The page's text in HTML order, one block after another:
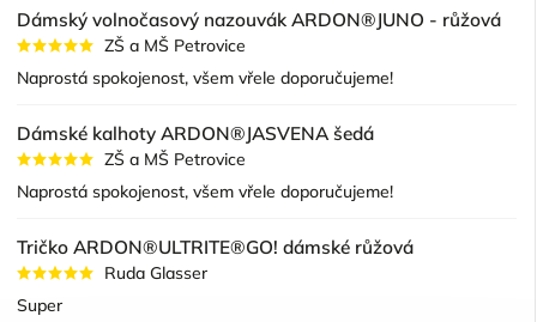
Dámský volnočasový nazouvák ARDON®JUNO - růžová
ZŠ a MŠ Petrovice
Naprostá spokojenost, všem vřele doporučujeme!
Dámské kalhoty ARDON®JASVENA šedá
ZŠ a MŠ Petrovice
Naprostá spokojenost, všem vřele doporučujeme!
Tričko ARDON®ULTRITE®GO! dámské růžová
Ruda Glasser
Super